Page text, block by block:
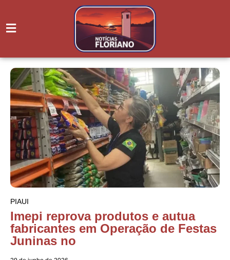
PIAUI
Imepi reprova produtos e autua
fabricantes em Operação de Festas
Juninas no